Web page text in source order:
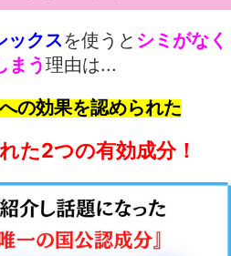
ックスを使うと シミがなく
まう理由は...
への効果を認められた
た2つの有効成分！